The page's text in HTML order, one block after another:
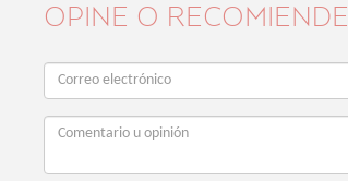
OPINE O RECOMIENDE